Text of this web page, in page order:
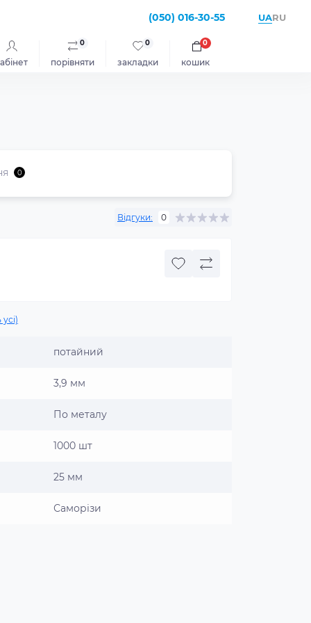
(050) 016-30-55 UARU
порівняти
0
закладки
0
кошик
0
0
Відгуки: 0
потайний
3,9 мм
По металу
1000 шт
25 мм
Саморізи